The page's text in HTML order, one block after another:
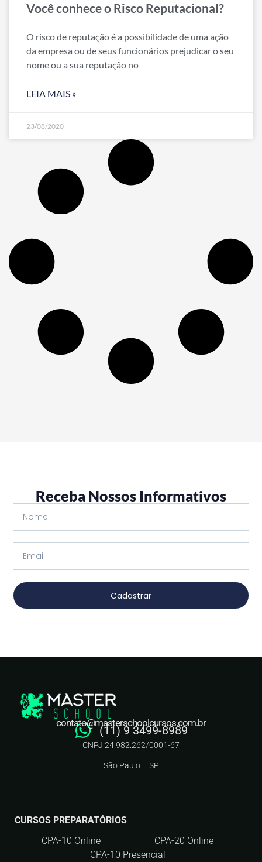
Você conhece o Risco Reputacional?
O risco de reputação é a possibilidade de uma ação
da empresa ou de seus funcionários prejudicar o seu
nome ou a sua reputação no
LEIA MAIS »
23/08/2020
Receba Nossos Informativos
Cadastrar
(11) 9 3499-8989
contato@masterschoolcursos.com.br
CNPJ 24.982.262/0001-67
São Paulo – SP
CURSOS PREPARATÓRIOS
CPA-10 Online
CPA-20 Online
CPA-10 Presencial